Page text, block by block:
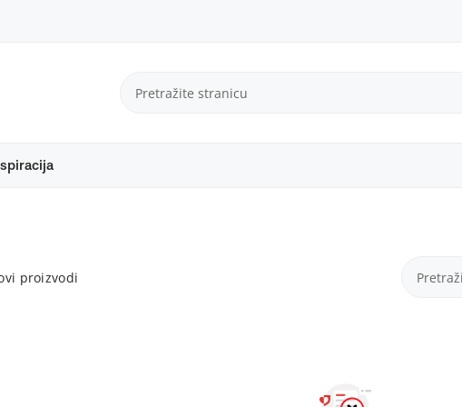
proizvodi